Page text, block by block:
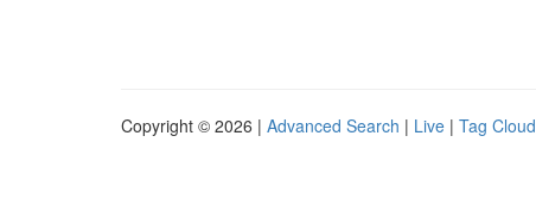
Copyright © 2026 | Advanced Search | Live | Tag Cloud